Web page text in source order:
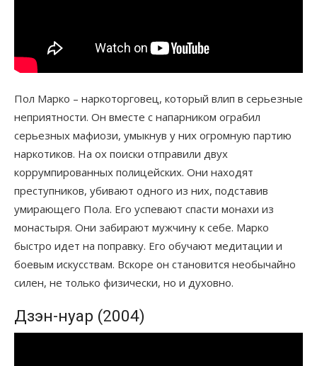
Пол Марко – наркоторговец, который влип в серьезные
неприятности. Он вместе с напарником ограбил
серьезных мафиози, умыкнув у них огромную партию
наркотиков. На ох поиски отправили двух
коррумпированных полицейских. Они находят
преступников, убивают одного из них, подставив
умирающего Пола. Его успевают спасти монахи из
монастыря. Они забирают мужчину к себе. Марко
быстро идет на поправку. Его обучают медитации и
боевым искусствам. Вскоре он становится необычайно
силен, не только физически, но и духовно.
Дзэн-нуар (2004)